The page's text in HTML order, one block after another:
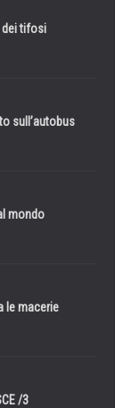
dei tifosi
sull’autobus
mondo
le macerie
/3